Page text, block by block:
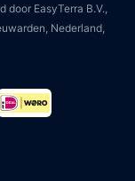
EasyTerra B.V.,
Nederland,